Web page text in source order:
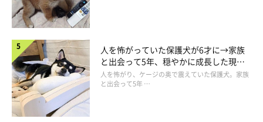
人を怖がっていた保護犬が6才に→家族
と出会って5年、穏やかに成長した現在
の姿にグッとくる
人を怖がり、ケージの奥で震えていた保護犬。家族
と出会って5年 …